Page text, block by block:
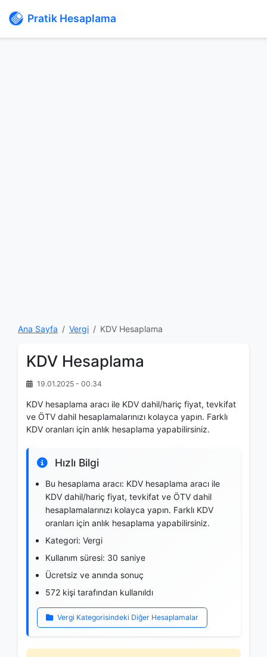
Pratik Hesaplama
Ana Sayfa Vergi KDV Hesaplama
KDV Hesaplama
19.01.2025 - 00.34
KDV hesaplama aracı ile KDV dahil/hariç fiyat, tevkifat
ve ÖTV dahil hesaplamalarınızı kolayca yapın. Farklı
KDV oranları için anlık hesaplama yapabilirsiniz.
Hızlı Bilgi
Bu hesaplama aracı: KDV hesaplama aracı ile
KDV dahil/hariç fiyat, tevkifat ve ÖTV dahil
hesaplamalarınızı kolayca yapın. Farklı KDV
oranları için anlık hesaplama yapabilirsiniz.
Kategori: Vergi
Kullanım süresi: 30 saniye
Ücretsiz ve anında sonuç
572 kişi tarafından kullanıldı
Vergi Kategorisindeki Diğer Hesaplamalar